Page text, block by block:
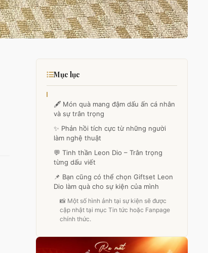
Mục lục
🖋️ Món quà mang đậm dấu ấn cá nhân
và sự trân trọng
✨ Phản hồi tích cực từ những người
làm nghệ thuật
💬 Tinh thần Leon Dio – Trân trọng
từng dấu viết
📌 Bạn cũng có thể chọn Giftset Leon
Dio làm quà cho sự kiện của mình
📸 Một số hình ảnh tại sự kiện sẽ được
cập nhật tại mục Tin tức hoặc Fanpage
chính thức.